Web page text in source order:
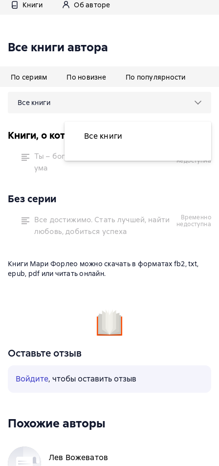
Книги Об авторе
Все книги автора
По сериям По новизне По популярности
Все книги
Все книги
Книги, о которых говорят
Ты – богиня! Как сводить мужчин с
ума
недоступна
Без серии
Все достижимо. Стать лучшей, найти
любовь, добиться успеха
временно
недоступна
Книги Мари Форлео можно скачать в форматах fb2, txt,
epub, pdf или читать онлайн.
Оставьте отзыв
Войдите, чтобы оставить отзыв
Похожие авторы
Лев Вожеватов